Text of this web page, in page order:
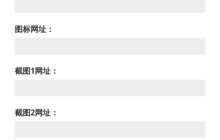
图标网址：
截图1网址：
截图2网址：